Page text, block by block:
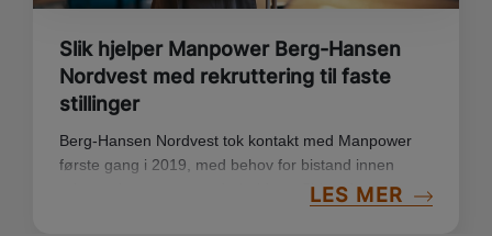
Slik hjelper Manpower Berg-Hansen
Nordvest med rekruttering til faste
stillinger
Berg-Hansen Nordvest tok kontakt med Manpower
første gang i 2019, med behov for bistand innen
rekruttering av nye medarbeidere. Siden den gang
LES MER